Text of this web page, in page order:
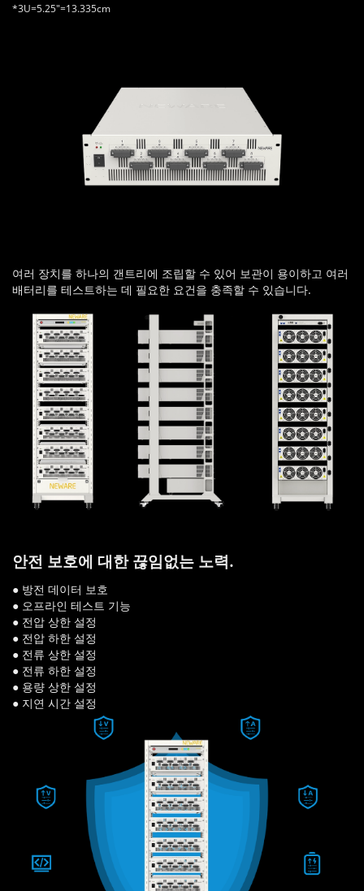
*3U=5.25"=13.335cm
여러 장치를 하나의 갠트리에 조립할 수 있어 보관이 용이하고 여러
배터리를 테스트하는 데 필요한 요건을 충족할 수 있습니다.
안전 보호에 대한 끊임없는 노력.
● 방전 데이터 보호
● 오프라인 테스트 기능
● 전압 상한 설정
● 전압 하한 설정
● 전류 상한 설정
● 전류 하한 설정
● 용량 상한 설정
● 지연 시간 설정